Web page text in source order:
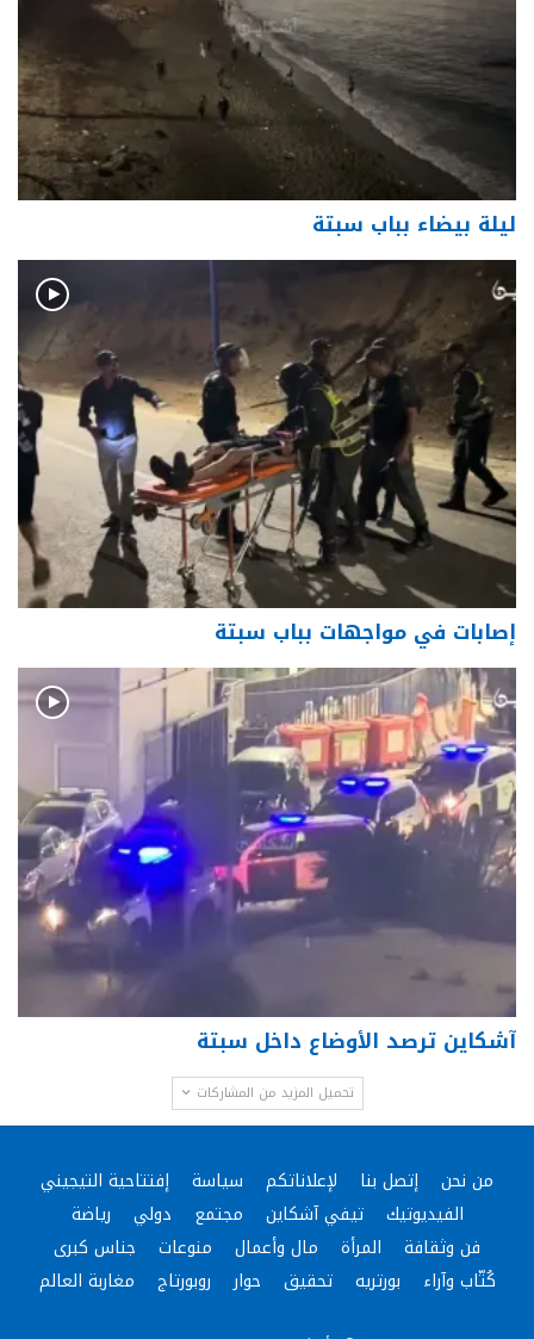
ليلة بيضاء بباب سبتة
إصابات في مواجهات بباب سبتة
آشكاين ترصد الأوضاع داخل سبتة
تحميل المزيد من المشاركات
من نحن إتصل بنا لإعلاناتكم سياسة
إفتتاحية التيجيني
الفيديوتيك
تيفي آشكاين مجتمع دولي
رياضة
فن وثقافة
المرأة مال وأعمال منوعات
جناس كبرى
كُتّاب وآراء
بورتريه تحقيق حوار روبورتاج مغاربة العالم